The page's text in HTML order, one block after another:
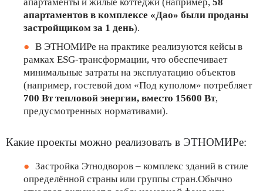
апартаментов в комплексе «Дао» были проданы
застройщиком за 1 день).
В ЭТНОМИРе на практике реализуются кейсы в
рамках ESG-трансформации, что обеспечивает
минимальные затраты на эксплуатацию объектов
(например, гостевой дом «Под куполом» потребляет
700 Вт тепловой энергии, вместо 15600 Вт,
предусмотренных нормативами).
Какие проекты можно реализовать в ЭТНОМИРе:
Застройка Этнодворов – комплекс зданий в стиле
определённой страны или группы стран.Обычно